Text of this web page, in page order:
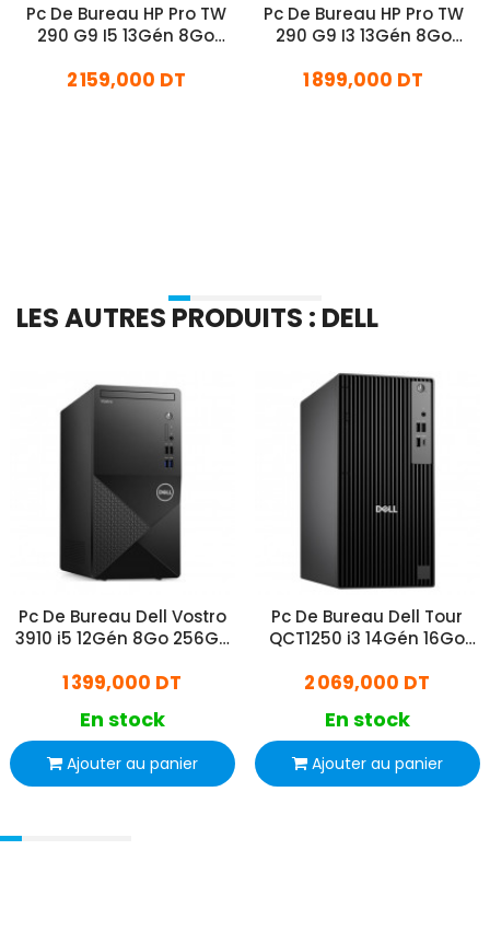
Pc De Bureau HP Pro TW
290 G9 I5 13Gén 8Go
2 159,000 DT
Pc De Bureau HP Pro TW
290 G9 I3 13Gén 8Go
1 899,000 DT
LES AUTRES PRODUITS : DELL
Pc De Bureau Dell Vostro
3910 i5 12Gén 8Go 256Go
1 399,000 DT
En stock
Ajouter au panier
Pc De Bureau Dell Tour
QCT1250 i3 14Gén 16Go
2 069,000 DT
En stock
Ajouter au panier